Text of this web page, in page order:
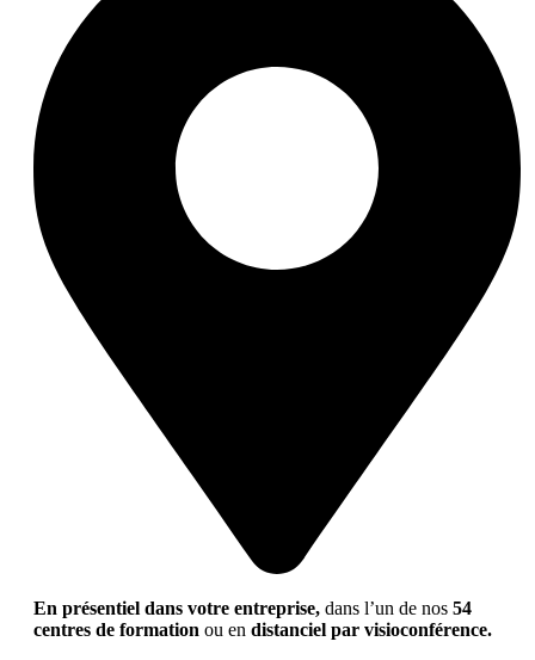
En présentiel dans votre entreprise, dans l’un de nos 54
centres de formation ou en distanciel par visioconférence.